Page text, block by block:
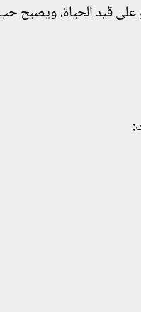
على قيد الحياة، ويصبح